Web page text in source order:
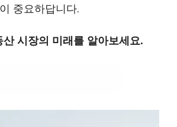
중요하답니다.
산 시장의 미래를 알아보세요.